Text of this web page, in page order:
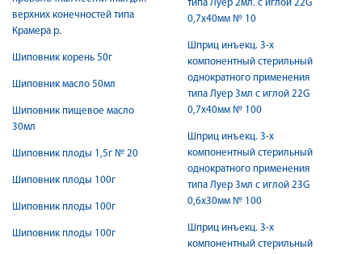
верхних конечностей типа
Крамера р.
Шиповник корень 50г
Шиповник масло 50мл
Шиповник пищевое масло
30мл
Шиповник плоды 1,5г № 20
Шиповник плоды 100г
Шиповник плоды 100г
Шиповник плоды 100г
типа Луер 2мл. с иглой 22G
0,7х40мм № 10
Шприц инъекц. 3-х
компонентный стерильный
однократного применения
типа Луер 3мл с иглой 22G
0,7х40мм № 100
Шприц инъекц. 3-х
компонентный стерильный
однократного применения
типа Луер 3мл с иглой 23G
0,6х30мм № 100
Шприц инъекц. 3-х
компонентный стерильный